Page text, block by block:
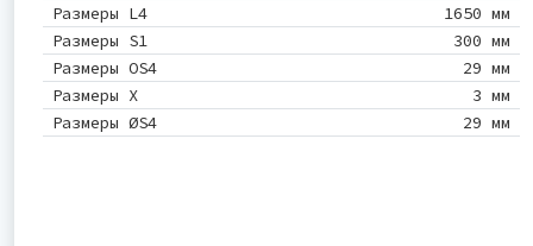
Размеры L4
1650 мм
Размеры S1
300 мм
Размеры OS4
29 мм
Размеры X
3 мм
Размеры ØS4
29 мм